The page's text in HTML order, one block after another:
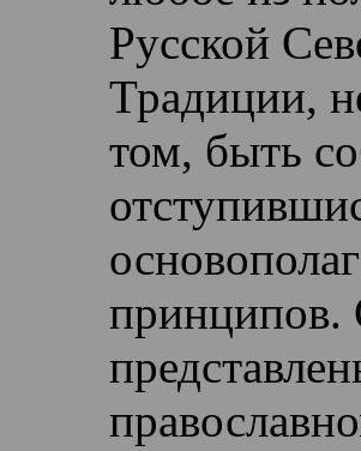
Русской
Традиции,
том, быть
принципов.